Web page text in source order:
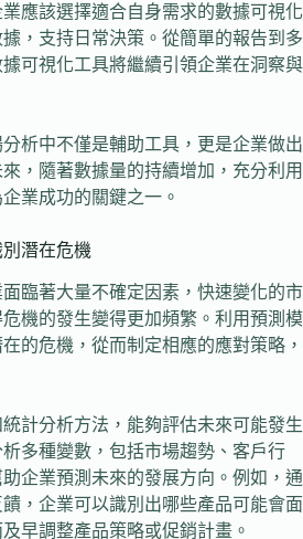
應該選擇適合自身需求的數據可視化
，支持日常決策。從簡單的報告到多
可視化工具將繼續引領企業在洞察與
析中不僅是輔助工具，更是企業做出
，隨著數據量的持續增加，充分利用
業成功的關鍵之一。
潛在危機
臨著大量不確定因素，快速變化的市
機的發生變得更加頻繁。利用預測模
的危機，從而制定相應的應對策略，
計分析方法，能夠評估未來可能發生
多種變數，包括市場趨勢、客戶行
企業預測未來的發展方向。例如，通
，企業可以識別出哪些產品可能會面
早調整產品策略或促銷計畫。